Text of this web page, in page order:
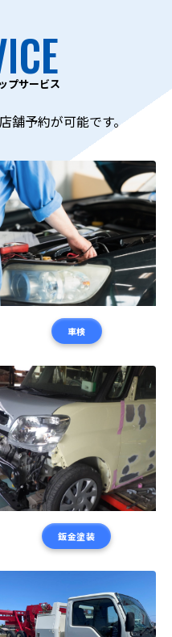
プサービス
舗予約が可能です。
車検
鈑金塗装